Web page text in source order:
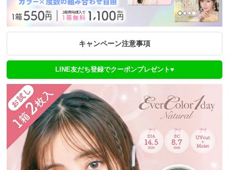
キャンペーン注意事項
LINE友だち登録でクーポンプレゼント♥